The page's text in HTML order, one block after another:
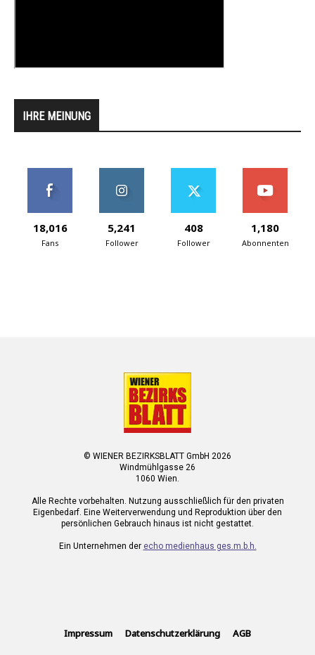
IHRE MEINUNG
18,016
Fans
5,241
Follower
408
Follower
1,180
Abonnenten
© WIENER BEZIRKSBLATT GmbH 2026
Windmühlgasse 26
1060 Wien.
Alle Rechte vorbehalten. Nutzung ausschließlich für den privaten
Eigenbedarf. Eine Weiterverwendung und Reproduktion über den
persönlichen Gebrauch hinaus ist nicht gestattet.
Ein Unternehmen der echo medienhaus ges.m.b.h.
Impressum Datenschutzerklärung AGB